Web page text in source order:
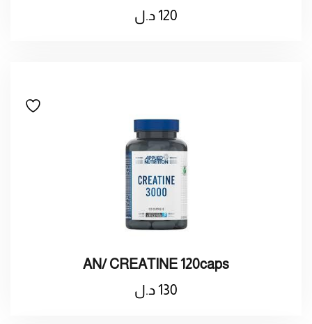
120د.ل
AN/ CREATINE 120caps
130د.ل